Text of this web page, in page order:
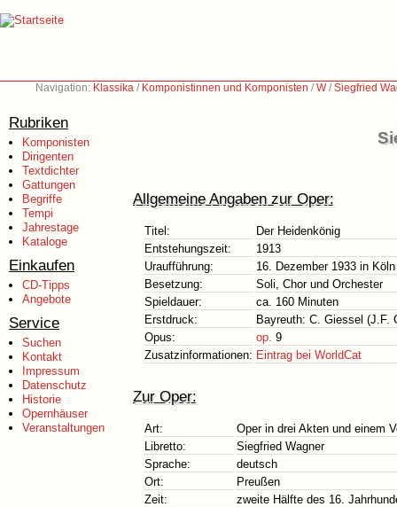
Navigation: Klassika / Komponistinnen und Komponisten /W/Siegfried
Rubriken
Komponisten
Dirigenten
Textdichter
Gattungen
Begriffe
Tempi
Jahrestage
Kataloge
Einkaufen
CD-Tipps
Angebote
Service
Suchen
Kontakt
Impressum
Datenschutz
Historie
Opernhäuser
Veranstaltungen
Allgemeine Angaben zur Oper:
Titel:
Der Heidenkönig
Entstehungszeit:
1913
Uraufführung:
16. Dezember 1933 in
Besetzung:
Soli, Chor und Orchester
Spieldauer:
ca. 160 Minuten
Erstdruck:
Bayreuth: C. Giessel (J.F.
Opus:
op. 9
Zusatzinformationen: Eintrag bei WorldCat
Zur Oper:
Art:
Oper in drei Akten und einem
Libretto:
Siegfried Wagner
Sprache:
deutsch
Ort:
Preußen
Zeit:
zweite Hälfte des 16.